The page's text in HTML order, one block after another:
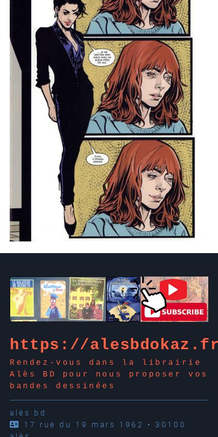
https://
Rendez-vous dans la librairie
Alès BD pour nous proposer vos
bandes dessinées
alès bd
17 rue du 19 mars 1962 • 30100